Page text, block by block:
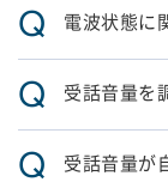
Q 電波状態に
Q 受話音量を
Q 受話音量が